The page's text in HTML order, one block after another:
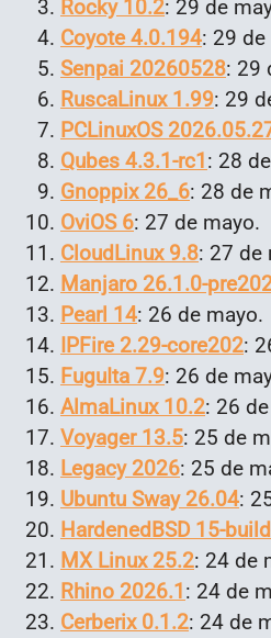
Rocky 10.2: 29 de
Coyote 4.0.194: 29
Senpai 20260528: 29
RuscaLinux 1.99: 29
PCLinuxOS
Qubes 4.3.1-rc1 : 28
Gnoppix 26_6: 28 de
OviOS 6: 27 de mayo.
CloudLinux 9.8: 27 de
Manjaro 26.1.0-
Pearl 14: 26 de mayo.
IPFire 2.29-core202:
FuguIta 7.9: 26 de
AlmaLinux 10.2: 26
Voyager 13.5: 25 de
Legacy 2026: 25 de
Ubuntu Sway 26.04:
HardenedBSD 15-
MX Linux 25.2: 24 de
Rhino 2026.1 : 24 de
Cerberix 0.1.2: 24 de